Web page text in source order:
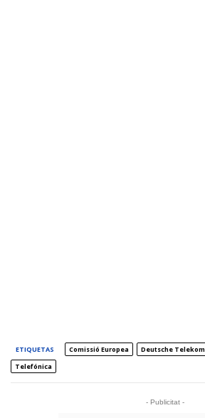
ETIQUETAS Comissió Europea Deutsche Telekom
Telefónica
- Publicitat -